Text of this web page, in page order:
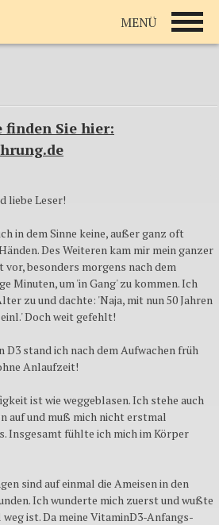
finden Sie hier:
liebe Leser!
in dem Sinne keine, außer ganz oft
Des Weiteren kam mir mein ganzer
besonders morgens nach dem
Minuten, um 'in Gang' zu kommen. Ich
zu und dachte: 'Naja, mit nun 50 Jahren
Doch weit gefehlt!
D3 stand ich nach dem Aufwachen früh
Anlaufzeit!
ist wie weggeblasen. Ich stehe auch
auf und muß mich nicht erstmal
Insgesamt fühlte ich mich im Körper
sind auf einmal die Ameisen in den
Ich wunderte mich zuerst und wußte
ist. Da meine VitaminD3-Anfangs-
MENÜ